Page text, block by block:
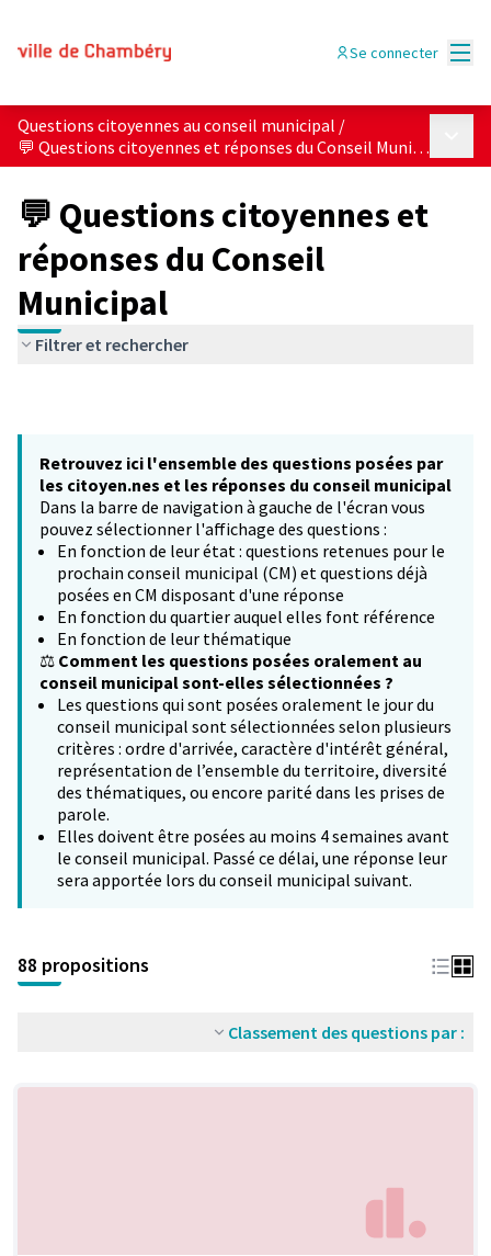
Se connecter
Questions citoyennes au conseil municipal /
💬 Questions citoyennes et réponses du Conseil Municipal
💬 Questions citoyennes et
réponses du Conseil
Municipal
Filtrer et rechercher
Retrouvez ici l'ensemble des questions posées par
les citoyen.nes et les réponses du conseil municipal
Dans la barre de navigation à gauche de l'écran vous
pouvez sélectionner l'affichage des questions :
En fonction de leur état : questions retenues pour le
prochain conseil municipal (CM) et questions déjà
posées en CM disposant d'une réponse
En fonction du quartier auquel elles font référence
En fonction de leur thématique
⚖️ Comment les questions posées oralement au
conseil municipal sont-elles sélectionnées ?
Les questions qui sont posées oralement le jour du
conseil municipal sont sélectionnées selon plusieurs
critères : ordre d'arrivée, caractère d'intérêt général,
représentation de l’ensemble du territoire, diversité
des thématiques, ou encore parité dans les prises de
parole.
Elles doivent être posées au moins 4 semaines avant
le conseil municipal. Passé ce délai, une réponse leur
sera apportée lors du conseil municipal suivant.
88 propositions
Classement des questions par :